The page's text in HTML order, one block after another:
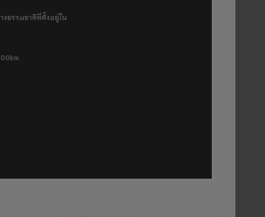
งธรรมชาติที่ตั้งอยู่ใน